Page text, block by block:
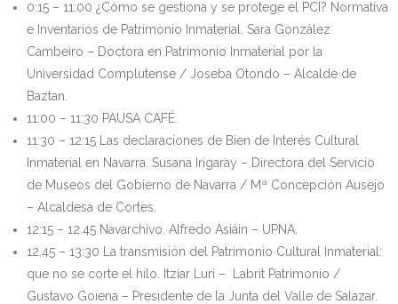
0:15 – 11:00 ¿Cómo se gestiona y se protege el PCI? Normativa
e Inventarios de Patrimonio Inmaterial. Sara González
Cambeiro – Doctora en Patrimonio Inmaterial por la
Universidad Complutense / Joseba Otondo – Alcalde de
Baztan.
11:00 – 11:30 PAUSA CAFÉ.
11:30 – 12:15 Las declaraciones de Bien de Interés Cultural
Inmaterial en Navarra. Susana Irigaray – Directora del Servicio
de Museos del Gobierno de Navarra / Mª Concepción Ausejo
– Alcaldesa de Cortes.
12:15 – 12.45 Navarchivo. Alfredo Asiáin – UPNA.
12.45 – 13:30 La transmisión del Patrimonio Cultural Inmaterial:
que no se corte el hilo. Itziar Luri – Labrit Patrimonio /
Gustavo Goiena – Presidente de la Junta del Valle de Salazar.